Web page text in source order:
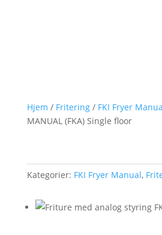
Hjem / Fritering/ FKI Fryer
MANUAL (FKA) Single floor
Kategorier: FKI Fryer Manual,